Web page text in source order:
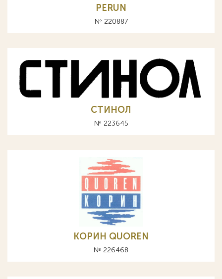
PERUN
№ 220887
СТИНОЛ
№ 223645
КОРИН QUOREN
№ 226468